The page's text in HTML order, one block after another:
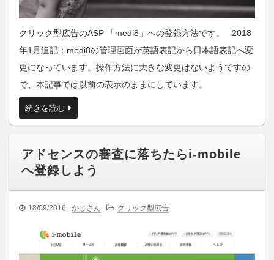
クリック型広告のASP 「medi8」への登録方法です。 2018
年1月追記：medi8の管理画面が英語表記から日本語表記へ変
更になっています。操作方法に大きな変更はないようですの
で、本記事では以前の表示のままにしています。
続きを読む
アドセンスの審査に落ちたらi-mobile
へ登録しよう
18/09/2016 かじさん クリック型広告